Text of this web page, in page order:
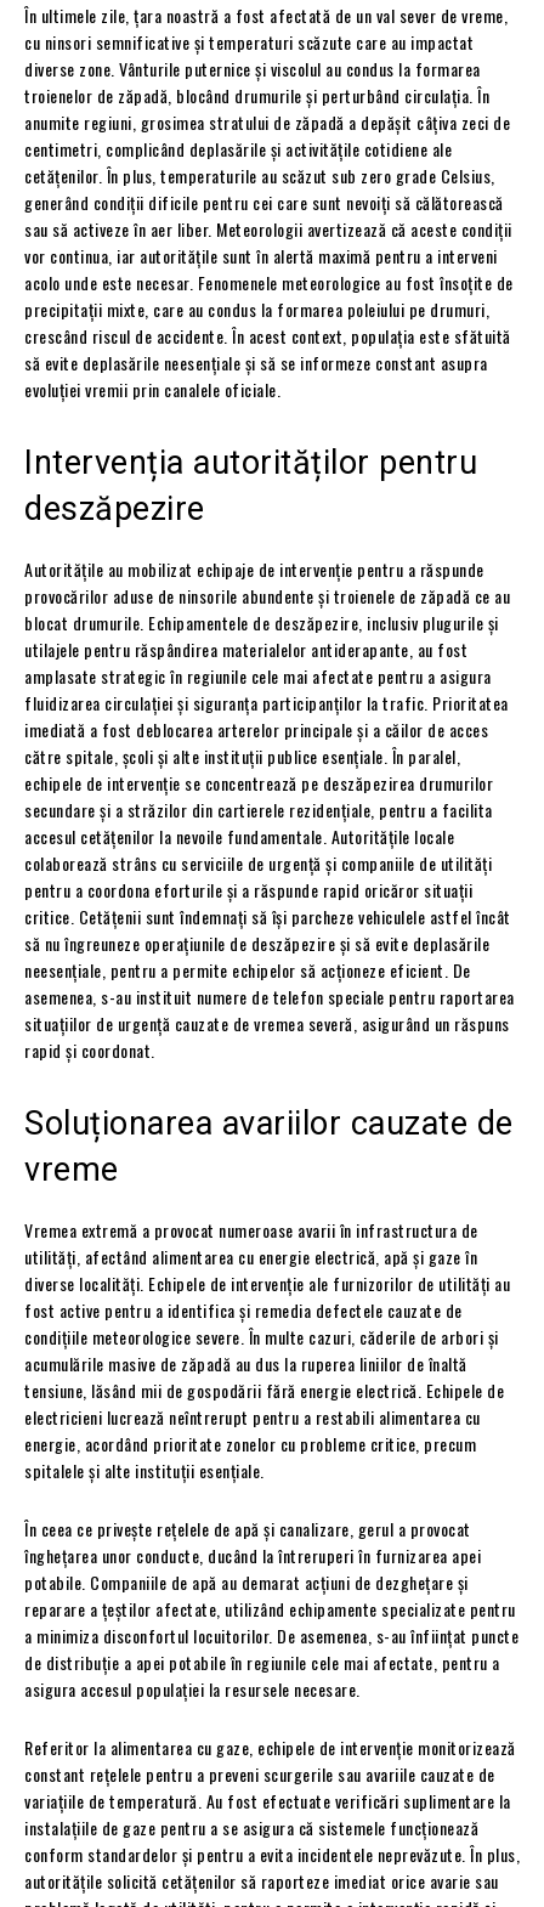
În ultimele zile, țara noastră a fost afectată de un val sever de vreme,
cu ninsori semnificative și temperaturi scăzute care au impactat
diverse zone. Vânturile puternice și viscolul au condus la formarea
troienelor de zăpadă, blocând drumurile și perturbând circulația. În
anumite regiuni, grosimea stratului de zăpadă a depășit câțiva zeci de
centimetri, complicând deplasările și activitățile cotidiene ale
cetățenilor. În plus, temperaturile au scăzut sub zero grade Celsius,
generând condiții dificile pentru cei care sunt nevoiți să călătorească
sau să activeze în aer liber. Meteorologii avertizează că aceste condiții
vor continua, iar autoritățile sunt în alertă maximă pentru a interveni
acolo unde este necesar. Fenomenele meteorologice au fost însoțite de
precipitații mixte, care au condus la formarea poleiului pe drumuri,
crescând riscul de accidente. În acest context, populația este sfătuită
să evite deplasările neesențiale și să se informeze constant asupra
evoluției vremii prin canalele oficiale.
Intervenția autorităților pentru
deszăpezire
Autoritățile au mobilizat echipaje de intervenție pentru a răspunde
provocărilor aduse de ninsorile abundente și troienele de zăpadă ce au
blocat drumurile. Echipamentele de deszăpezire, inclusiv plugurile și
utilajele pentru răspândirea materialelor antiderapante, au fost
amplasate strategic în regiunile cele mai afectate pentru a asigura
fluidizarea circulației și siguranța participanților la trafic. Prioritatea
imediată a fost deblocarea arterelor principale și a căilor de acces
către spitale, școli și alte instituții publice esențiale. În paralel,
echipele de intervenție se concentrează pe deszăpezirea drumurilor
secundare și a străzilor din cartierele rezidențiale, pentru a facilita
accesul cetățenilor la nevoile fundamentale. Autoritățile locale
colaborează strâns cu serviciile de urgență și companiile de utilități
pentru a coordona eforturile și a răspunde rapid oricăror situații
critice. Cetățenii sunt îndemnați să își parcheze vehiculele astfel încât
să nu îngreuneze operațiunile de deszăpezire și să evite deplasările
neesențiale, pentru a permite echipelor să acționeze eficient. De
asemenea, s-au instituit numere de telefon speciale pentru raportarea
situațiilor de urgență cauzate de vremea severă, asigurând un răspuns
rapid și coordonat.
Soluționarea avariilor cauzate de
vreme
Vremea extremă a provocat numeroase avarii în infrastructura de
utilități, afectând alimentarea cu energie electrică, apă și gaze în
diverse localități. Echipele de intervenție ale furnizorilor de utilități au
fost active pentru a identifica și remedia defectele cauzate de
condițiile meteorologice severe. În multe cazuri, căderile de arbori și
acumulările masive de zăpadă au dus la ruperea liniilor de înaltă
tensiune, lăsând mii de gospodării fără energie electrică. Echipele de
electricieni lucrează neîntrerupt pentru a restabili alimentarea cu
energie, acordând prioritate zonelor cu probleme critice, precum
spitalele și alte instituții esențiale.
În ceea ce privește rețelele de apă și canalizare, gerul a provocat
înghețarea unor conducte, ducând la întreruperi în furnizarea apei
potabile. Companiile de apă au demarat acțiuni de dezghețare și
reparare a țeștilor afectate, utilizând echipamente specializate pentru
a minimiza disconfortul locuitorilor. De asemenea, s-au înființat puncte
de distribuție a apei potabile în regiunile cele mai afectate, pentru a
asigura accesul populației la resursele necesare.
Referitor la alimentarea cu gaze, echipele de intervenție monitorizează
constant rețelele pentru a preveni scurgerile sau avariile cauzate de
variațiile de temperatură. Au fost efectuate verificări suplimentare la
instalațiile de gaze pentru a se asigura că sistemele funcționează
conform standardelor și pentru a evita incidentele neprevăzute. În plus,
autoritățile solicită cetățenilor să raporteze imediat orice avarie sau